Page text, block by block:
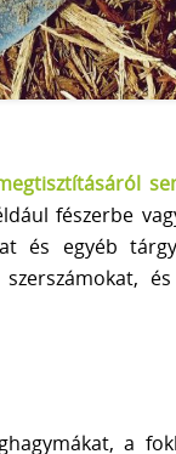
fészerbe
és egyéb
a